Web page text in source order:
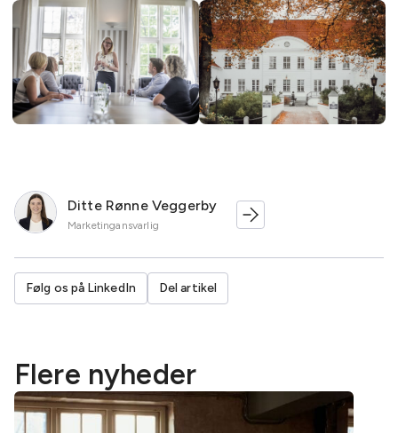
Ditte Rønne Veggerby
Marketingansvarlig
Følg os på LinkedIn Del artikel
Flere nyheder